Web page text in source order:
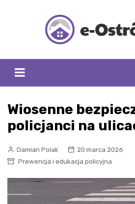
Wiosenne
policjanci na
Damian Polak
20 marca 2026
Prewencja i edukacja policyjna